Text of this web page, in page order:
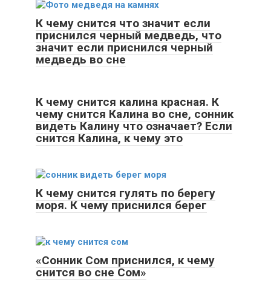
К чему снится что значит если
приснился черный медведь, что
значит если приснился черный
медведь во сне
К чему снится калина красная. К
чему снится Калина во сне, сонник
видеть Калину что означает? Если
снится Калина, к чему это
К чему снится гулять по берегу
моря. К чему приснился берег
«Сонник Сом приснился, к чему
снится во сне Сом»